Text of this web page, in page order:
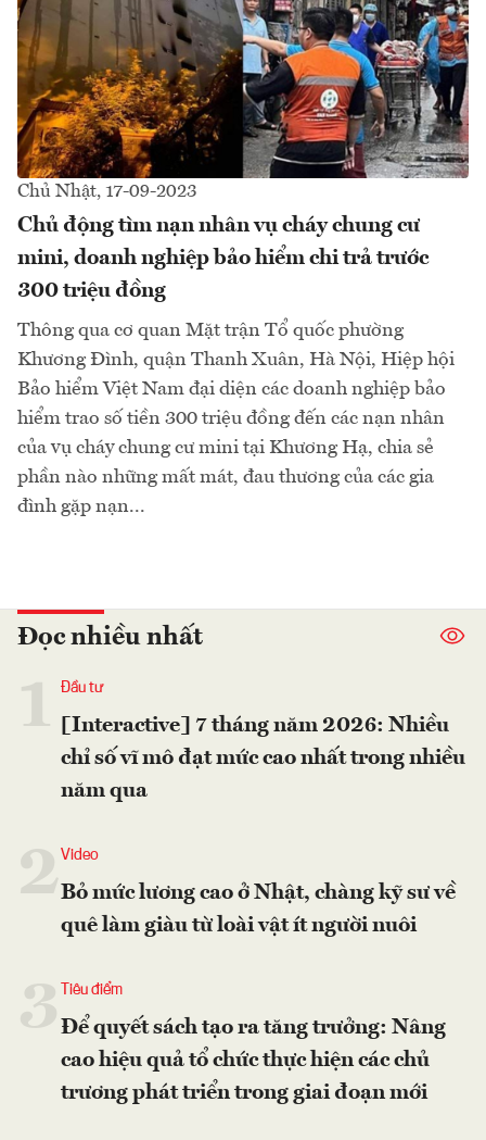
Chủ Nhật, 17-09-2023
Chủ động tìm nạn nhân vụ cháy chung cư
mini, doanh nghiệp bảo hiểm chi trả trước
300 triệu đồng
Thông qua cơ quan Mặt trận Tổ quốc phường
Khương Đình, quận Thanh Xuân, Hà Nội, Hiệp hội
Bảo hiểm Việt Nam đại diện các doanh nghiệp bảo
hiểm trao số tiền 300 triệu đồng đến các nạn nhân
của vụ cháy chung cư mini tại Khương Hạ, chia sẻ
phần nào những mất mát, đau thương của các gia
đình gặp nạn...
Đọc nhiều nhất
Đầu tư
[Interactive] 7 tháng năm 2026: Nhiều
chỉ số vĩ mô đạt mức cao nhất trong nhiều
năm qua
2Video
Bỏ mức lương cao ở Nhật, chàng kỹ sư về
quê làm giàu từ loài vật ít người nuôi
Tiêu điểm
Để quyết sách tạo ra tăng trưởng: Nâng
cao hiệu quả tổ chức thực hiện các chủ
trương phát triển trong giai đoạn mới